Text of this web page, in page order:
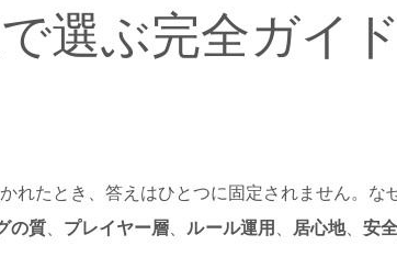
選ぶ完全ガイド
れたとき、答えはひとつに固定されません。な
の質、 プレイヤー層 ルール運用 居心地、安